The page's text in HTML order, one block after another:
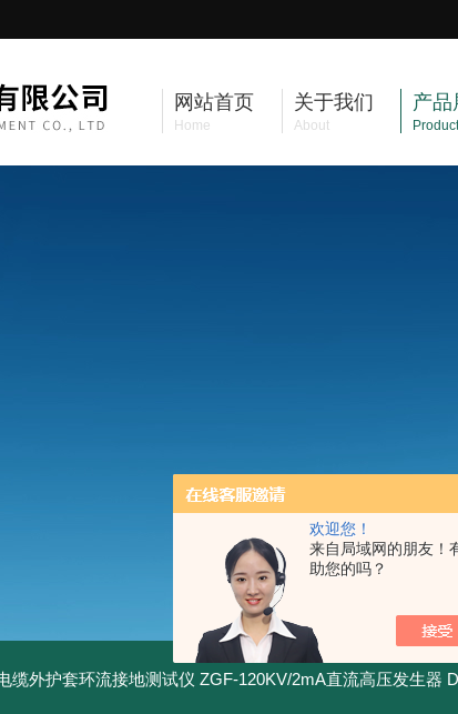
欢迎您！
来自局域网的朋友！
助您的吗？
网站首页
Home
关于我们
About
产品
Product
缆外护套环流接地测试仪 ZGF-120KV/2mA直流高压发生器